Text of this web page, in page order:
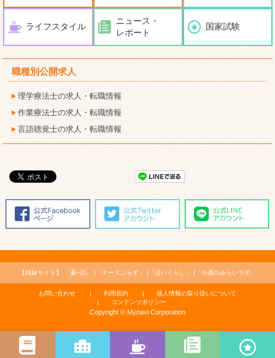
ライフスタイル
ニュース・
レポート
国家試験
職種別公開求人
理学療法士の求人・転職情報
作業療法士の求人・転職情報
言語聴覚士の求人・転職情報
【姉妹サイト】 「薬+読」 「ナースぷらす」 「ほいくらし」 「介護のみらいラボ」
お問い合わせ 利用規約
個人情報の取り扱いについて
コンテンツポリシー
Copyright © Mynavi Corporation